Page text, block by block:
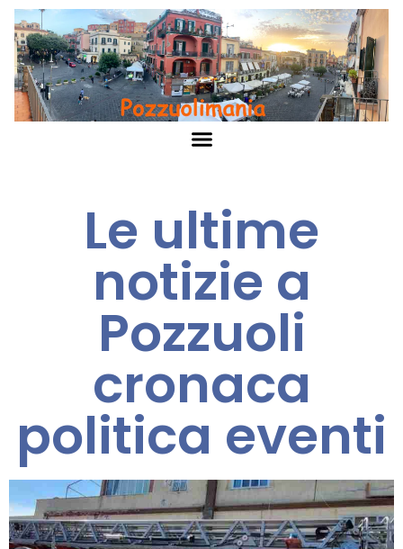
Le ultime
notizie a
Pozzuoli
cronaca
politica eventi